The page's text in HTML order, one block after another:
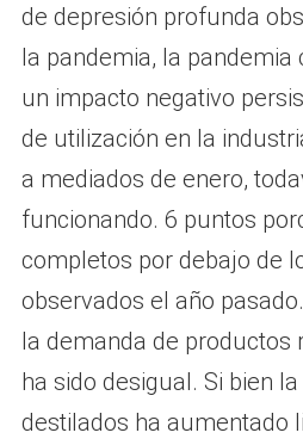
de depresión profunda
la pandemia, la pandemia
un impacto negativo
de utilización en la
a mediados de enero,
funcionando. 6 puntos
completos por debajo de
observados el año
la demanda de productos
ha sido desigual. Si bien
destilados ha aumentado